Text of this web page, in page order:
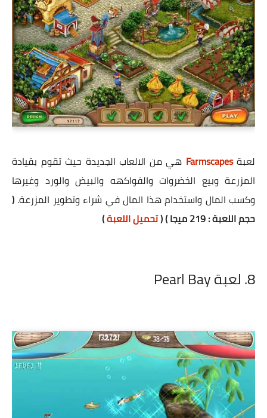
لعبةFarmscapes هي من الالعاب الجديدة حيث تقوم بقيادة
المزرعة وبيع الخضروات والفواكهه والبيض والورد وغيرها
وكسب المال واستخدام هذا المال في شراء وتطوير المزرعة. (
حجم اللعبة : 219 ميجا ) (
تحميل اللعبة)
8. لعبة Pearl Bay